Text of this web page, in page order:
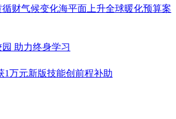
循财气候变化海平面上升全球暖化预算案
助力终身学习
1万元新版技能创前程补助